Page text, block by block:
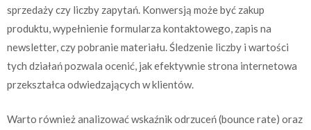
sprzedaży czy liczby zapytań. Konwersją może być zakup
produktu, wypełnienie formularza kontaktowego, zapis na
newsletter, czy pobranie materiału. Śledzenie liczby i wartości
tych działań pozwala ocenić, jak efektywnie strona internetowa
przekształca odwiedzających w klientów.
Warto również analizować wskaźnik odrzuceń (bounce rate) oraz